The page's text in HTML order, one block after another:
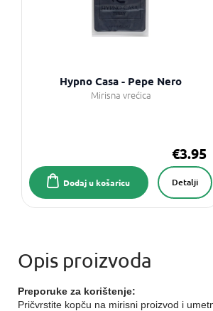
Hypno Casa - Pepe Nero
Mirisna vrećica
€3.95
Detalji
Dodaj u košaricu
Preporuke za korištenje:
Pričvrstite kopču na mirisni proizvod i